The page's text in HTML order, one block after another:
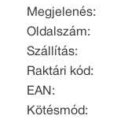
Megjelenés:
Oldalszám:
Szállítás:
Raktári kód:
EAN:
Kötésmód: